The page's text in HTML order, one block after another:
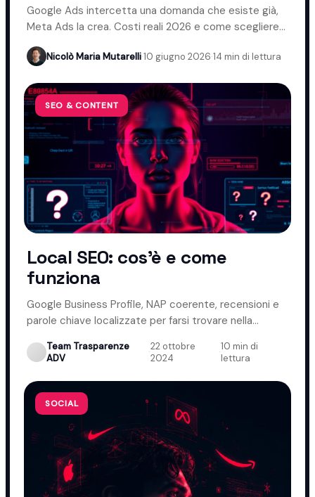
Google Ads intercetta una domanda che esiste già,
Meta Ads la crea. Costi reali 2026 e come scegliere
davvero.
Nicolò Maria Mutarelli·10 giugno 2026·14 min di lettura
SEO & CONTENT
Local SEO: cos'è e come
funziona
Google Business Profile, NAP coerente, recensioni e
parole chiave localizzate per farsi trovare nella
Team Trasparenze
ADV
·22 ottobre
2024
·10 min di
lettura
SOCIAL